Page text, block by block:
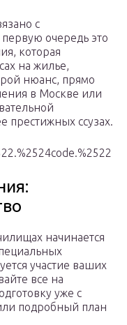
с
очередь это
которая
на жилье,
нюанс, прямо
в Москве или
престижных ссузах.
начинается
участие ваших
все на
уже с
подробный план